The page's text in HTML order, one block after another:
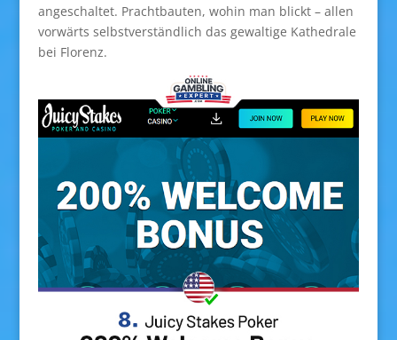
angeschaltet. Prachtbauten, wohin man blickt – allen
vorwärts selbstverständlich das gewaltige Kathedrale
bei Florenz.